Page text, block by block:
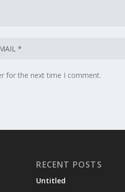
for the next time I comment.
RECENT POSTS
Untitled